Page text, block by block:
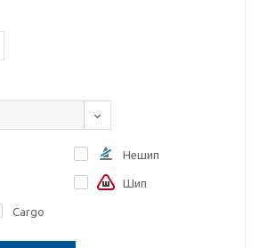
Cargo
Нешип
Шип